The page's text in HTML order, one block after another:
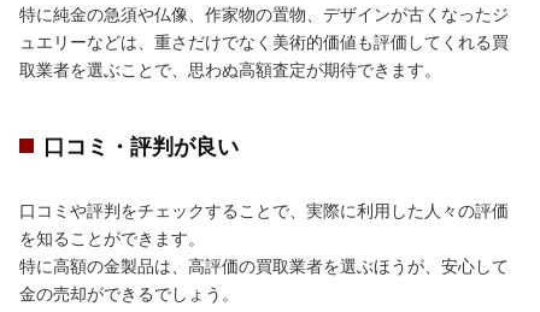
特に純金の急須や仏像、作家物の置物、デザインが古くなったジ
ュエリーなどは、重さだけでなく美術的価値も評価してくれる買
取業者を選ぶことで、思わぬ高額査定が期待できます。
口コミ・評判が良い
口コミや評判をチェックすることで、実際に利用した人々の評価
を知ることができます。
特に高額の金製品は、高評価の買取業者を選ぶほうが、安心して
金の売却ができるでしょう。